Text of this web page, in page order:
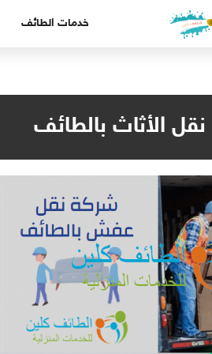
خدمات الطائف
نقل الأثاث بالطائف